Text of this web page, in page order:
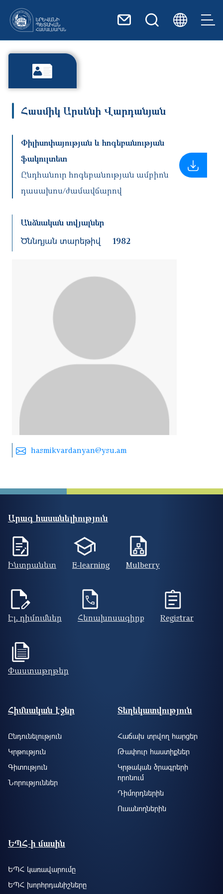
hasmikvardanyan@ysu.am
Հասմիկ Արսենի Վարդանյան
Փիլիսոփայության և հոգեբանության
ֆակուլտետ
Ընդհանուր հոգեբանության ամբիոն
դասախոս/ժամավճարով
Անձնական տվյալներ
Ծննդյան տարեթիվ 1982
Արագ հասանելիություն
Ինտրանետ E-learning Mulberry
Էլ. դիմումներ Հեռախոսագիրք Registrar
Փաստաթղթեր
Footer site information
Հիմնական էջեր
Ընդունելություն
Կրթություն
Գիտություն
Նորություններ
Տեղեկատվություն
Հաճախ տրվող հարցեր
Թափուր հաստիքներ
Կրթական ծրագրերի
որոնում
Դիմորդներին
Ուսանողներին
ԵՊՀ-ի մասին
ԵՊՀ կառավարումը
ԵՊՀ խորհրդանիշները